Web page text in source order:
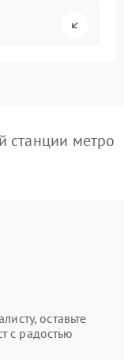
станции метро
оставьте
с радостью